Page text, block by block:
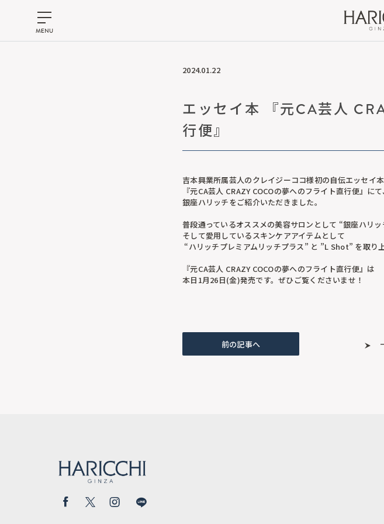
2024.01.22
エッセイ本 『元CA芸人
行便』
吉本興業所属芸人のクレイジーココ様初の自伝エッセイ本
『元CA芸人 CRAZY COCOの夢へのフライト直行便』にて
銀座ハリッチをご紹介いただきました。
普段通っているオススメの美容サロンとして “銀座ハリッ
そして愛用しているスキンケアアイテムとして
“ハリッチプレミアムリッチプラス” と ”L Shot” を取り
『元CA芸人 CRAZY COCOの夢へのフライト直行便』は
本日1月26日(金)発売です。ぜひご覧くださいませ！
前の記事へ